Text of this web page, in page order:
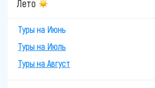
Лето
Туры на Июнь
Туры на Июль
Туры на Август